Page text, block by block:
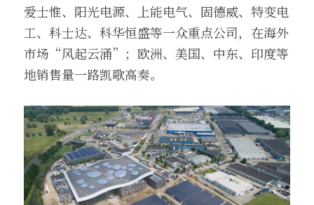
爱士惟、阳光电源、上能电气、固德威、特变电
工、科士达、科华恒盛等一众重点公司，在海外
市场“风起云涌”；欧洲、美国、中东、印度等
地销售量一路凯歌高奏。